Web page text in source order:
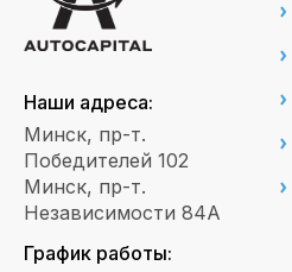
Наши адреса:
Минск, пр-т.
Победителей 102
Минск, пр-т.
Независимости 84А
График работы: